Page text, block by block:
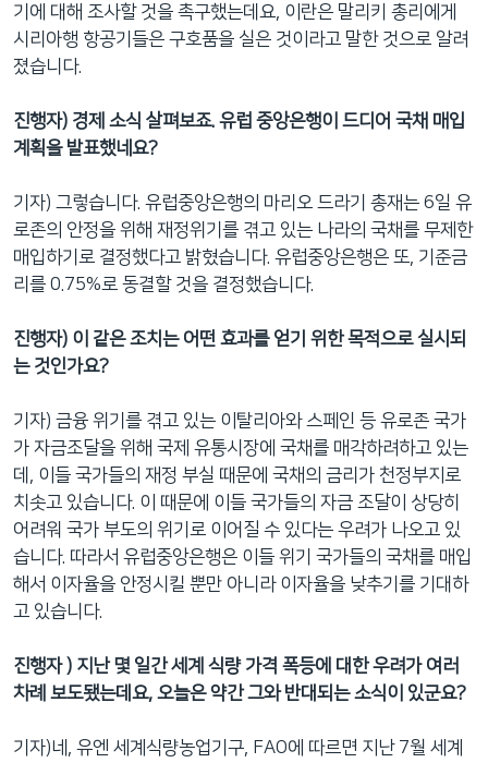
기에 대해 조사할 것을 촉구했는데요, 이란은 말리키 총리에게
시리아행 항공기들은 구호품을 실은 것이라고 말한 것으로 알려
졌습니다.
진행자) 경제 소식 살펴보죠. 유럽 중앙은행이 드디어 국채 매입
계획을 발표했네요?
기자) 그렇습니다. 유럽중앙은행의 마리오 드라기 총재는 6일 유
로존의 안정을 위해 재정위기를 겪고 있는 나라의 국채를 무제한
매입하기로 결정했다고 밝혔습니다. 유럽중앙은행은 또, 기준금
리를 0.75%로 동결할 것을 결정했습니다.
진행자) 이 같은 조치는 어떤 효과를 얻기 위한 목적으로 실시되
는 것인가요?
기자) 금융 위기를 겪고 있는 이탈리아와 스페인 등 유로존 국가
가 자금조달을 위해 국제 유통시장에 국채를 매각하려하고 있는
데, 이들 국가들의 재정 부실 때문에 국채의 금리가 천정부지로
치솟고 있습니다. 이 때문에 이들 국가들의 자금 조달이 상당히
어려워 국가 부도의 위기로 이어질 수 있다는 우려가 나오고 있
습니다. 따라서 유럽중앙은행은 이들 위기 국가들의 국채를 매입
해서 이자율을 안정시킬 뿐만 아니라 이자율을 낮추기를 기대하
고 있습니다.
진행자) 지난 몇 일간 세계 식량 가격 폭등에 대한 우려가 여러
차례 보도됐는데요, 오늘은 약간 그와 반대되는 소식이 있군요?
기자)네, 유엔 세계식량농업기구, FAO에 따르면 지난 7월 세계